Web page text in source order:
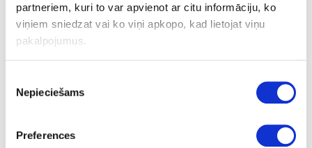
partneriem, kuri to var apvienot ar citu informāciju, ko
viņiem sniedzat vai ko viņi apkopo, kad lietojat viņu
pakalpojumus.
izvēle
Nepieciešams
Preferences
Antibakteriālais tīrītājs
Drukāt
41-ANTIBAC500-UN